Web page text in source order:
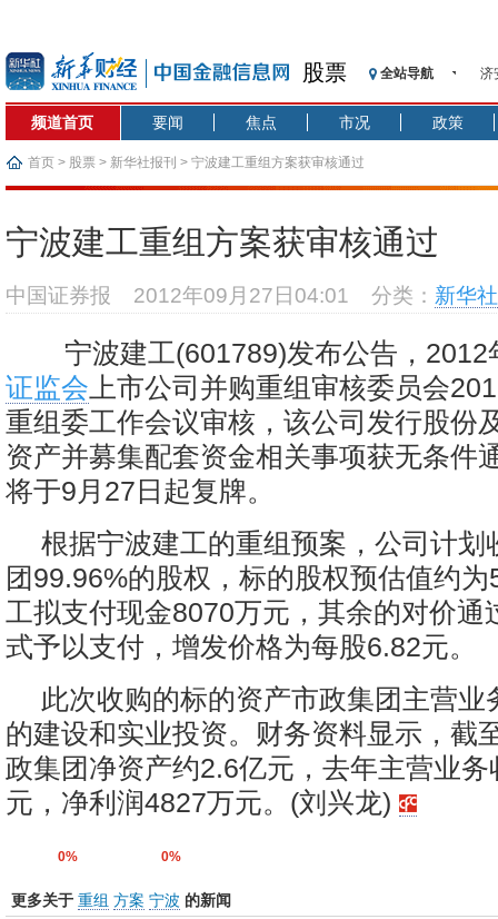
股票 全站导航
济
【
济
基
恒
频道首页 要闻 焦点 市况 政策
首页 > 股票 > 新华社报刊 > 宁波建工重组方案获审核通过
宁波建工重组方案获审核通过
中国证券报 2012年09月27日04:01 分类： 新华
宁波建工(601789)发布公告，2012
证监会 上市公司并购重组审核委员会
重组委工作会议审核，该公司发行股份
资产并募集配套资金相关事项获无条件
将于9月27日起复牌。
根据宁波建工的重组预案，公司计划
团99.96%的股权，标的股权预估值约
工拟支付现金8070万元，其余的对价通
式予以支付，增发价格为每股6.82元。
此次收购的标的资产市政集团主营业
的建设和实业投资。财务资料显示，截
政集团净资产约2.6亿元，去年主营业
元，净利润4827万元。(刘兴龙)
0% 0%
更多关于 重组 方案 宁波 的新闻